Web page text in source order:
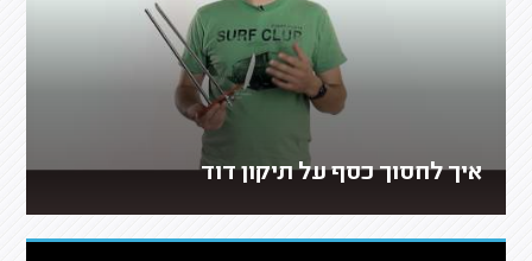
איך לחסוך כסף על תיקון דוד